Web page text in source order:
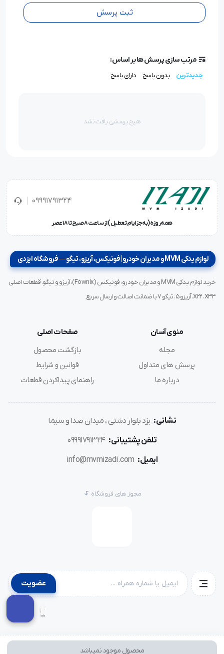
ثبت پرسش
مرتب سازی پرسش ها بر اساس:
جدیدترین بدون پاسخ دارای پاسخ
هیچ پرسشی یافت نشد
محصول موجود نمیباشد
09991791324
همه‌روزه (به‌جز ایام تعطیل) از ساعت ۸ صبح تا ۱۸ عصر
لوازم یدکی MVM و مدیران خودرو | فونیکس، آریزو، تیگو — فروشگاه ایزدی
خرید لوازم یدکی MVM و مدیران خودرو، فونیکس (Fownix)، آریزو و تیگو. قطعات اصلی
X22، X33، آریزو ۵، تیگو ۷ با ضمانت اصالت و ارسال سریع.
منوی آسان
مجله
پرسش های متداول
درباره ما
صفحات اصلی
بازگشت محصول
قوانین و شرایط
راهنمای پیداکردن قطعات
نشانی: یزد بلوار دشتی ، میدان صدا و سیما
تلفن پشتیبانی: 09991791324
ایمیل: info@mvmizadi.com
مجوز های فروشگاه
عضویت